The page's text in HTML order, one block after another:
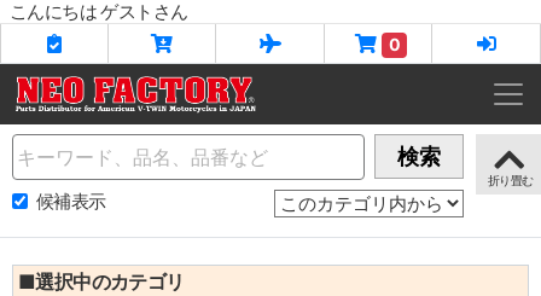
こんにちは ゲストさん
0
Name 検索
候補表示
■選択中のカテゴリ